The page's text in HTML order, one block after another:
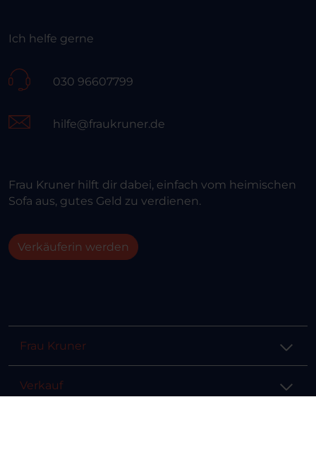
Ich helfe gerne
030 96607799
hilfe@fraukruner.de
Frau Kruner hilft dir dabei, einfach vom heimischen
Sofa aus, gutes Geld zu verdienen.
Verkäuferin werden
Frau Kruner
Verkauf